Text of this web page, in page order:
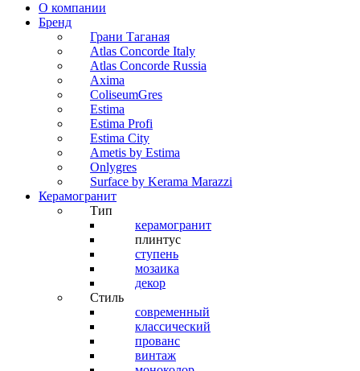
О компании
Бренд
Грани Таганая
Atlas Concorde Italy
Atlas Concorde Russia
Axima
ColiseumGres
Estima
Estima Profi
Estima City
Ametis by Estima
Onlygres
Surface by Kerama Marazzi
Керамогранит
Тип
керамогранит
плинтус
ступень
мозаика
декор
Стиль
современный
классический
прованс
винтаж